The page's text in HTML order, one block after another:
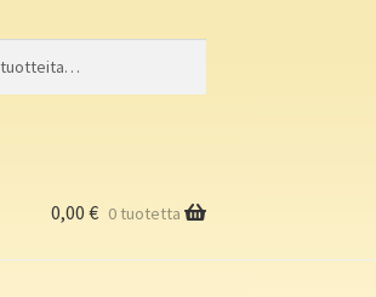
0,00 € 0 tuotetta